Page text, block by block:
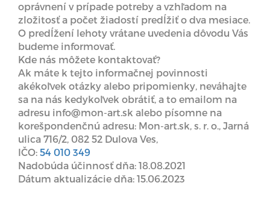
oprávnení v prípade potreby a vzhľadom na
zložitosť a počet žiadostí predĺžiť o dva mesiace.
O predĺžení lehoty vrátane uvedenia dôvodu Vás
budeme informovať.
Kde nás môžete kontaktovať?
Ak máte k tejto informačnej povinnosti
akékoľvek otázky alebo pripomienky, neváhajte
sa na nás kedykoľvek obrátiť, a to emailom na
adresu info@mon-art.sk alebo písomne na
korešpondenčnú adresu: Mon-art.sk, s. r. o., Jarná
ulica 716/2, 082 52 Dulova Ves,
IČO: 54 010 349
Nadobúda účinnosť dňa: 18.08.2021
Dátum aktualizácie dňa: 15.06.2023